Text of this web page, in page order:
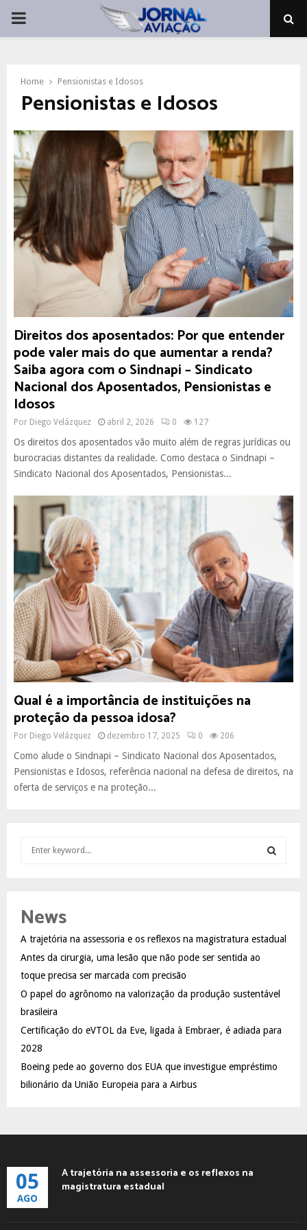
PRIMARY
Home Pensionistas e Idosos
Pensionistas e Idosos
Direitos dos aposentados: Por que entender
pode valer mais do que aumentar a renda?
Saiba agora com o Sindnapi – Sindicato
Nacional dos Aposentados, Pensionistas e
Idosos
Por Diego Velázquez abril 2, 2026 0 127
Os direitos dos aposentados vão muito além de regras jurídicas ou
burocracias distantes da realidade. Como destaca o Sindnapi –
Sindicato Nacional dos Aposentados, Pensionistas...
Qual é a importância de instituições na
proteção da pessoa idosa?
Por Diego Velázquez dezembro 17, 2025 0 206
Como alude o Sindnapi – Sindicato Nacional dos Aposentados,
Pensionistas e Idosos, referência nacional na defesa de direitos, na
oferta de serviços e na proteção...
h
o
r
:
A
C
News
A trajetória na assessoria e os reflexos na magistratura estadual
Antes da cirurgia, uma lesão que não pode ser sentida ao
toque precisa ser marcada com precisão
O papel do agrônomo na valorização da produção sustentável
brasileira
Certificação do eVTOL da Eve, ligada à Embraer, é adiada para
2028
Boeing pede ao governo dos EUA que investigue empréstimo
bilionário da União Europeia para a Airbus
05
AGO
A trajetória na assessoria e os reflexos na
magistratura estadual